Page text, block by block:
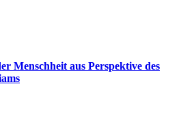
Menschheit aus Perspektive des